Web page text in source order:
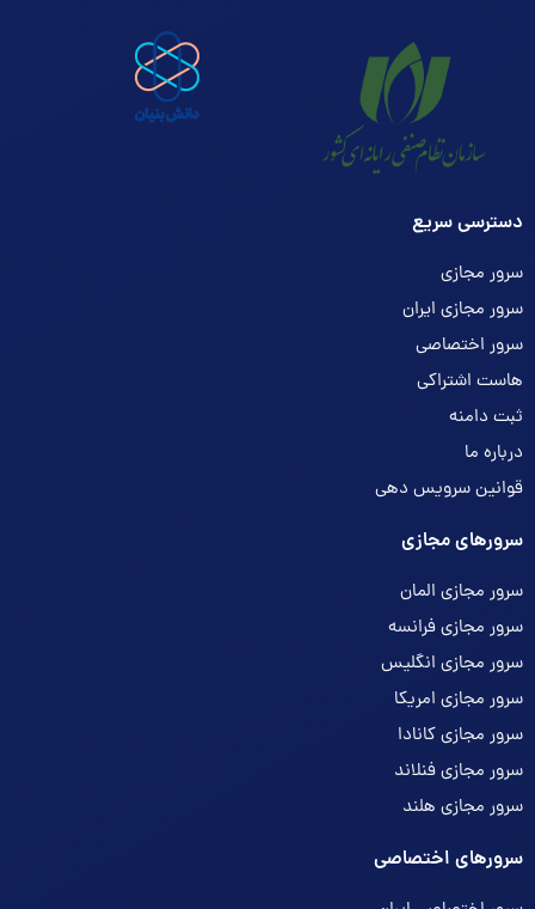
دسترسی سریع
سرور مجازی
سرور مجازی ایران
سرور اختصاصی
هاست اشتراکی
ثبت دامنه
درباره ما
قوانین سرویس دهی
سرورهای مجازی
سرور مجازی المان
سرور مجازی فرانسه
سرور مجازی انگلیس
سرور مجازی امریکا
سرور مجازی کانادا
سرور مجازی فنلاند
سرور مجازی هلند
سرورهای اختصاصی